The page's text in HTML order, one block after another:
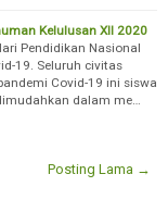
Kelulusan XII 2020
Pendidikan Nasional
19. Seluruh civitas
Covid-19 ini siswa
dalam me…
Posting Lama →